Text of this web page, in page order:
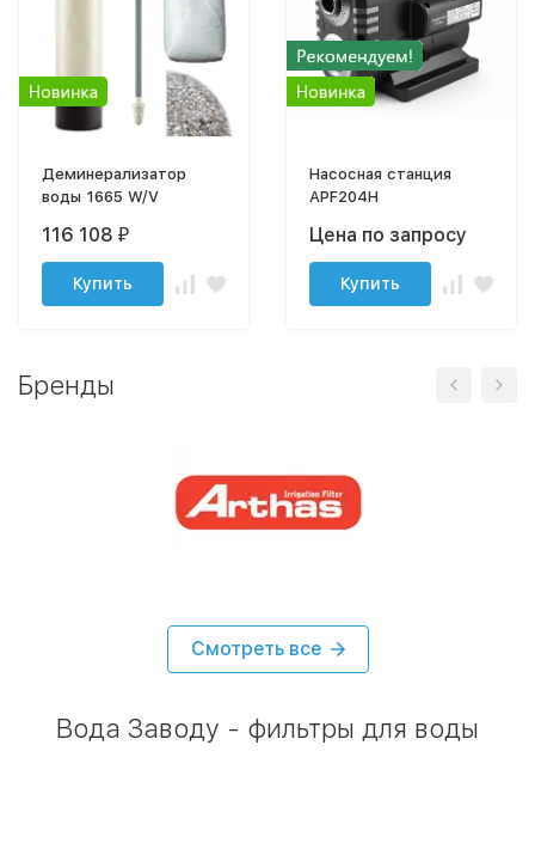
Деминерализатор
воды 1665 W/V
116 108 ₽
Купить
Насосная станция
APF204H
Цена по запросу
Купить
Бренды
Смотреть все
Вода Заводу - фильтры для воды